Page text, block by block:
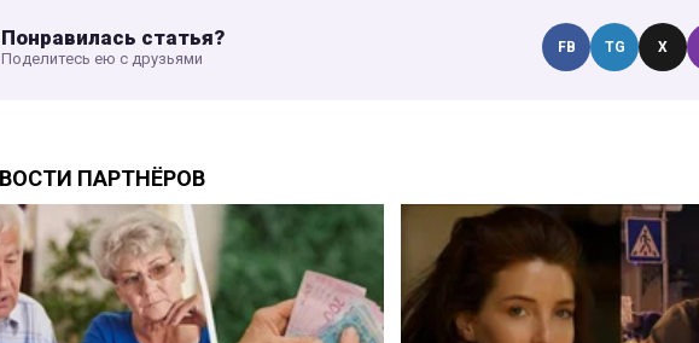
Понравилась статья?
Поделитесь ею с друзьями
FB TG X